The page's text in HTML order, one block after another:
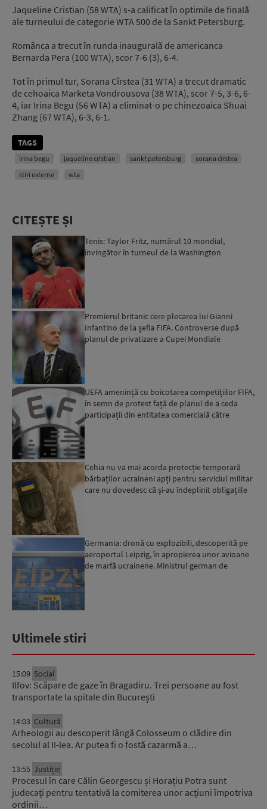
Jaqueline Cristian (58 WTA) s-a calificat în optimile de finală
ale turneului de categorie WTA 500 de la Sankt Petersburg.
Românca a trecut în runda inaugurală de americanca
Bernarda Pera (100 WTA), scor 7-6 (3), 6-4.
Tot în primul tur, Sorana Cîrstea (31 WTA) a trecut dramatic
de cehoaica Marketa Vondrousova (38 WTA), scor 7-5, 3-6, 6-
4, iar Irina Begu (56 WTA) a eliminat-o pe chinezoaica Shuai
Zhang (67 WTA), 6-3, 6-1.
TAGS
irina begu jaqueline cristian sankt petersburg
sorana cîrstea
stiri externe
wta
CITEȘTE ȘI
Tenis: Taylor Fritz, numărul 10 mondial,
învingător în turneul de la Washington
Premierul britanic cere plecarea lui Gianni
Infantino de la șefia FIFA. Controverse după
planul de privatizare a Cupei Mondiale
UEFA amenință cu boicotarea competițiilor FIFA,
în semn de protest față de planul de a ceda
participații din entitatea comercială către
Cehia nu va mai acorda protecție temporară
bărbaților ucraineni apți pentru serviciul militar
care nu dovedesc că și-au îndeplinit obligațiile
Germania: dronă cu explozibili, descoperită pe
aeroportul Leipzig, în apropierea unor avioane
de marfă ucrainene. Ministrul german de
Ultimele stiri
15:09 Social
Ilfov: Scăpare de gaze în Bragadiru. Trei persoane au fost
transportate la spitale din București
14:03 Cultură
Arheologii au descoperit lângă Colosseum o clădire din
secolul al II-lea. Ar putea fi o fostă cazarmă a…
13:55 Justiție
Procesul în care Călin Georgescu și Horațiu Potra sunt
judecați pentru tentativă la comiterea unor acțiuni împotriva
ordinii…